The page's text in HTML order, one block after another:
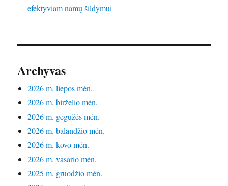
efektyviam namų šildymui
Archyvas
2026 m. liepos mėn.
2026 m. birželio mėn.
2026 m. gegužės mėn.
2026 m. balandžio mėn.
2026 m. kovo mėn.
2026 m. vasario mėn.
2025 m. gruodžio mėn.